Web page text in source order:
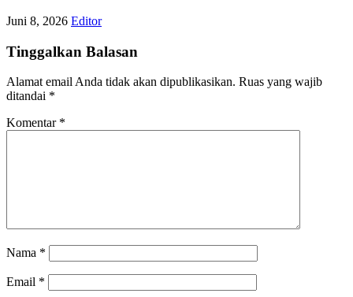
Juni 8, 2026 Editor
Tinggalkan Balasan
Alamat email Anda tidak akan dipublikasikan. Ruas yang wajib
ditandai *
Komentar *
Nama *
Email *